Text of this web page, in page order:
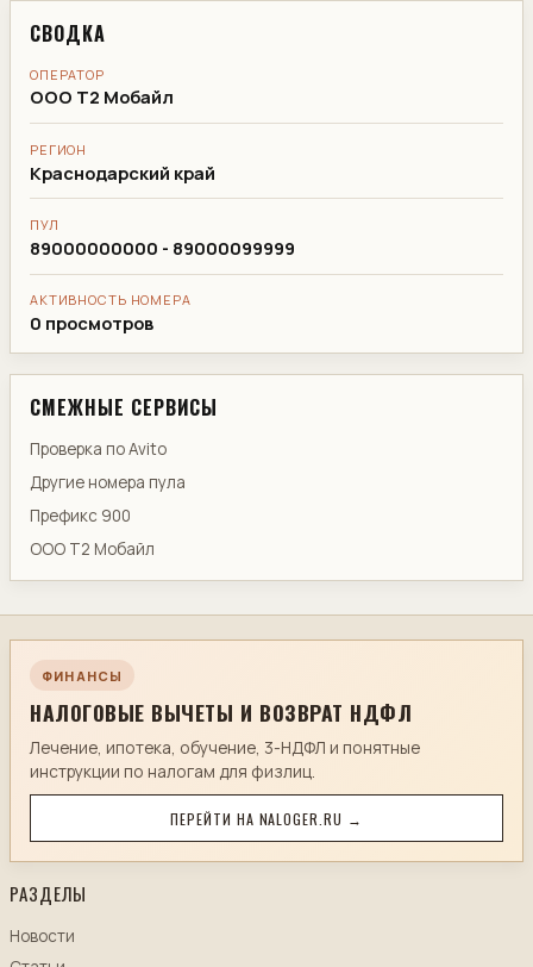
СВОДКА
ОПЕРАТОР
ООО Т2 Мобайл
РЕГИОН
Краснодарский край
ПУЛ
89000000000 - 89000099999
АКТИВНОСТЬ НОМЕРА
0 просмотров
СМЕЖНЫЕ СЕРВИСЫ
Проверка по Avito
Другие номера пула
Префикс 900
ООО Т2 Мобайл
ФИНАНСЫ
НАЛОГОВЫЕ ВЫЧЕТЫ И ВОЗВРАТ НДФЛ
Лечение, ипотека, обучение, 3-НДФЛ и понятные
инструкции по налогам для физлиц.
ПЕРЕЙТИ НА NALOGER.RU →
РАЗДЕЛЫ
Новости